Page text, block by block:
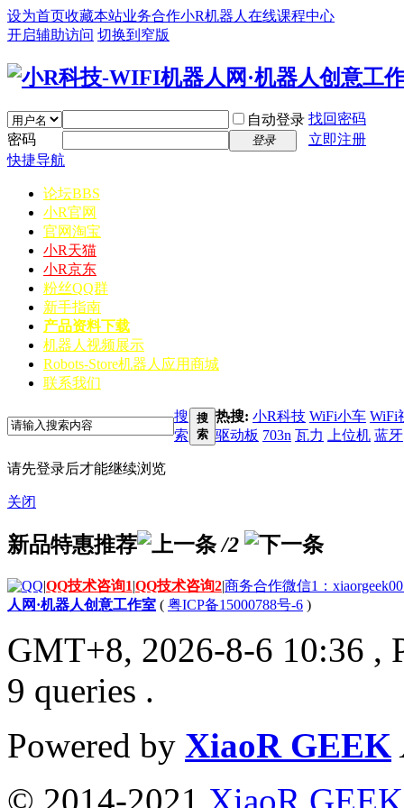
设为首页收藏本站业务合作小R机器人在线课程中心
开启辅助访问 切换到窄版
自动登录 找回密码
密码
登录
立即注册
快捷导航
论坛BBS
小R官网
官网淘宝
小R天猫
小R京东
粉丝QQ群
新手指南
产品资料下载
机器人视频展示
Robots-Store机器人应用商城
联系我们
搜
索
搜
索
热搜: 小R科技 WiFi小车 WiFi
驱动板 703n 瓦力 上位机 蓝牙
请先登录后才能继续浏览
关闭
新品特惠推荐 /2
|QQ技术咨询1|QQ技术咨询2|商务合作微信1：
人网·机器人创意工作室 ( 粤ICP备15000788号-6 )
GMT+8, 2026-8-6 10:36 ,
9 queries .
Powered by XiaoR GEEK
© 2014-2021 XiaoR GEEK